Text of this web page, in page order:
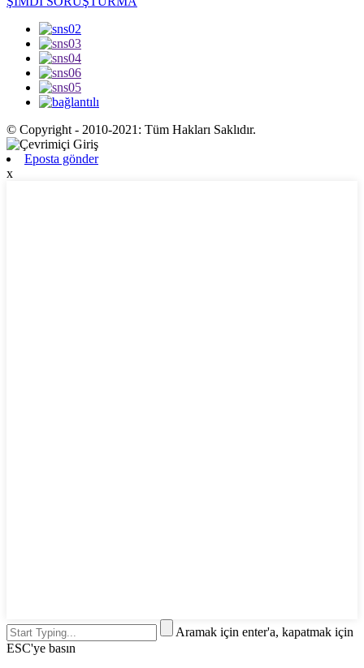
© Copyright - 2010-2021: Tüm Hakları Saklıdır.
Eposta gönder
x
Aramak için enter'a, kapatmak için
ESC'ye basın